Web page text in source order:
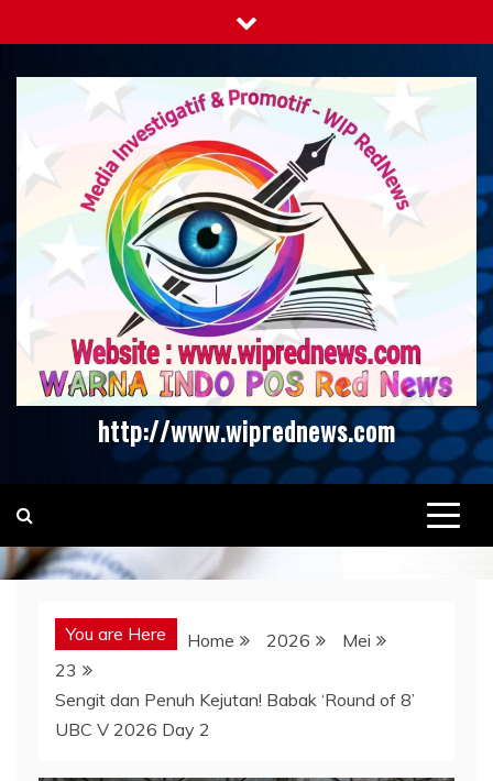
to
content
http://www.wiprednews.com
You are Here Home 2026
Mei
23
Sengit dan Penuh Kejutan! Babak ‘Round of 8’
UBC V 2026 Day 2